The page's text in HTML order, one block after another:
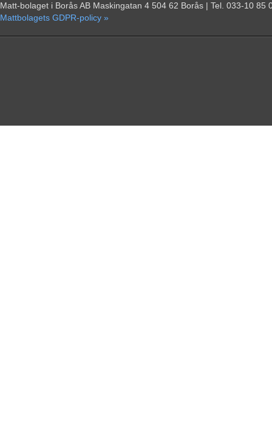
Matt-bolaget i Borås AB Maskingatan 4 504 62 Borås | Tel. 033-10
Mattbolagets GDPR-policy »